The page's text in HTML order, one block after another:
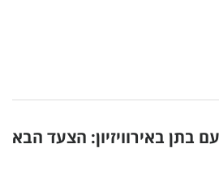
בתן באירוויזיון: הצעד הבא